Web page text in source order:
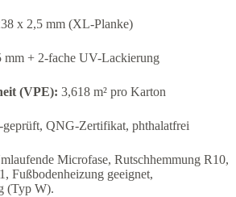
x 2,5 mm (XL-Planke)
mm + 2-fache UV-Lackierung
(VPE): 3,618 m² pro Karton
QNG-Zertifikat, phthalatfrei
Microfase, Rutschhemmung R10,
Fußbodenheizung geeignet,
(Typ W).